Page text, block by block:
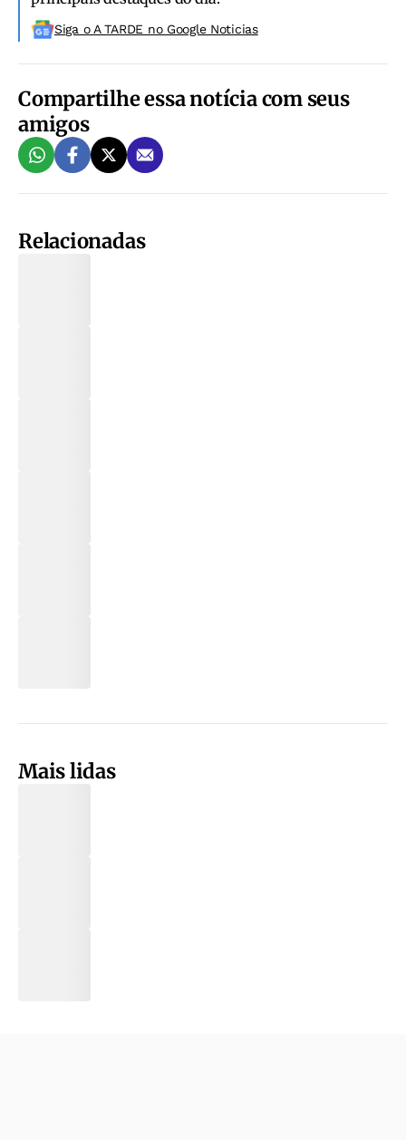
Siga o A TARDE no Google Noticias
Compartilhe essa notícia com seus
amigos
Relacionadas
Mais lidas